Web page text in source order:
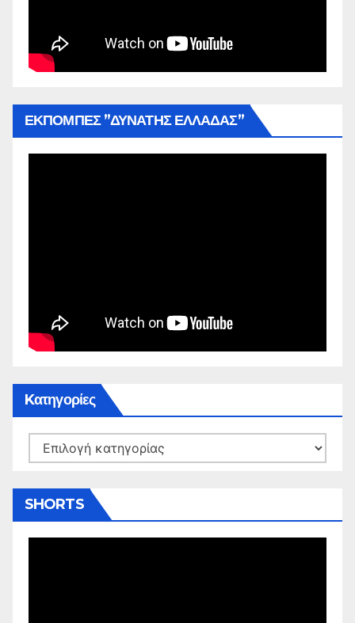
ΕΚΠΟΜΠΕΣ ”ΔΥΝΑΤΗΣ ΕΛΛΑΔΑΣ”
Kατηγορίες
Kατηγορίες
SHORTS